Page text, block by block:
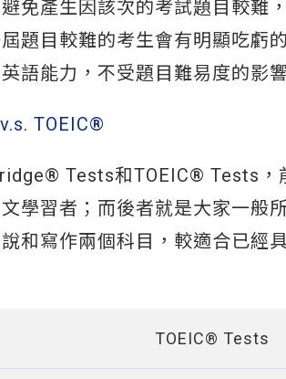
免產生因該次的考試題目較難
題目較難的考生會有明顯吃虧
語能力，不受題目難易度的影響
TOEIC®
Tests和TOEIC® Tests，
學習者；而後者就是大家一般
和寫作兩個科目，較適合已經
TOEIC® Tests